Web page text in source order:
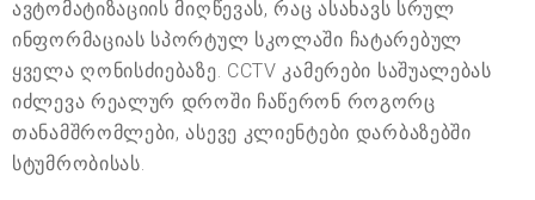
ავტომატიზაციის მიღწევას, რაც ასახავს სრულ
ინფორმაციას სპორტულ სკოლაში ჩატარებულ
ყველა ღონისძიებაზე. CCTV კამერები საშუალებას
იძლევა რეალურ დროში ჩაწერონ როგორც
თანამშრომლები, ასევე კლიენტები დარბაზებში
სტუმრობისას.